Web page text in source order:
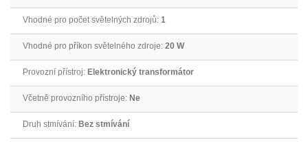
Vhodné pro počet světelných zdrojů: 1
Vhodné pro příkon světelného zdroje: 20 W
Provozní přístroj: Elektronický transformátor
Včetně provozního přístroje: Ne
Druh stmívání: Bez stmívání